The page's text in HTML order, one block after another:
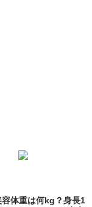
容体重は何kg？身長1